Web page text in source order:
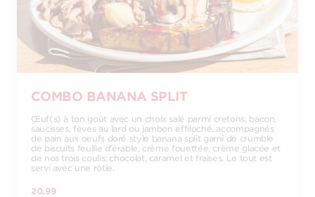
COMBO BANANA SPLIT
Œuf(s) à ton goût avec un choix salé parmi cretons, bacon,
saucisses, fèves au lard ou jambon effiloché, accompagnés
de pain aux oeufs doré style banana split garni de crumble
de biscuits feuille d'érable, crème fouettée, crème glacée et
de nos trois coulis: chocolat, caramel et fraises. Le tout est
servi avec une rôtie.
20,99